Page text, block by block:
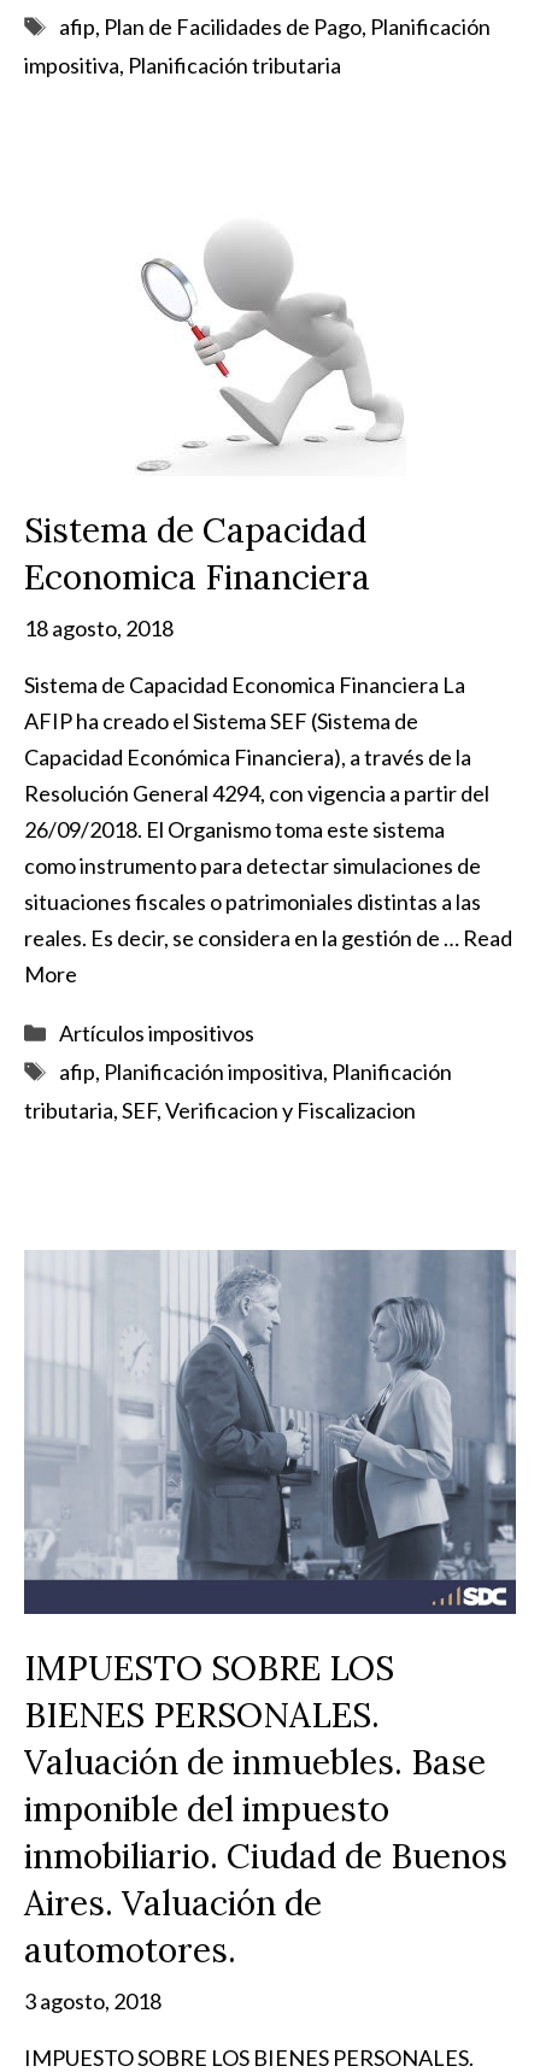
Etiquetas
afip, Plan de Facilidades de Pago, Planificación
impositiva, Planificación tributaria
Sistema de Capacidad
Economica Financiera
18 agosto, 2018
Sistema de Capacidad Economica Financiera La
AFIP ha creado el Sistema SEF (Sistema de
Capacidad Económica Financiera), a través de la
Resolución General 4294, con vigencia a partir del
26/09/2018. El Organismo toma este sistema
como instrumento para detectar simulaciones de
situaciones fiscales o patrimoniales distintas a las
reales. Es decir, se considera en la gestión de … Read
More
Categorías
Artículos impositivos
Etiquetas
afip, Planificación impositiva, Planificación
tributaria,SEF,Verificacion y Fiscalizacion
IMPUESTO SOBRE LOS
BIENES PERSONALES.
Valuación de inmuebles. Base
imponible del impuesto
inmobiliario. Ciudad de Buenos
Aires. Valuación de
automotores.
3 agosto, 2018
IMPUESTO SOBRE LOS BIENES PERSONALES.